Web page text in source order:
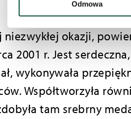
Odmowa
niezwykłej okazji,
2001 r. Jest
wykonywała
Współtworzyła
tam srebrny